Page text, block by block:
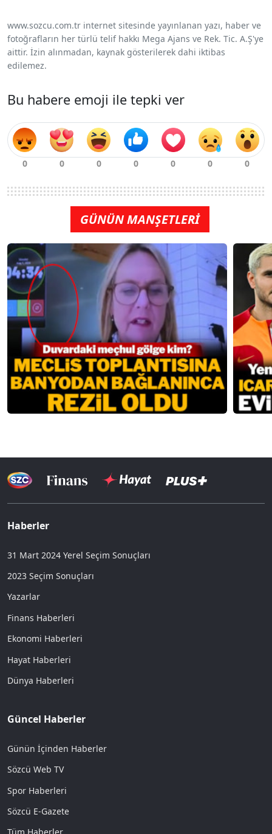
www.sozcu.com.tr internet sitesinde yayınlanan yazı, haber ve
fotoğrafların her türlü telif hakkı Mega Ajans ve Rek. Tic. A.Ş'ye
aittir. İzin alınmadan, kaynak gösterilerek dahi iktibas
edilemez.
Bu habere emoji ile tepki ver
GÜNÜN MANŞETLERİ
Haberler
31 Mart 2024 Yerel Seçim Sonuçları
2023 Seçim Sonuçları
Yazarlar
Finans Haberleri
Ekonomi Haberleri
Hayat Haberleri
Dünya Haberleri
Güncel Haberler
Günün İçinden Haberler
Sözcü Web TV
Spor Haberleri
Sözcü E-Gazete